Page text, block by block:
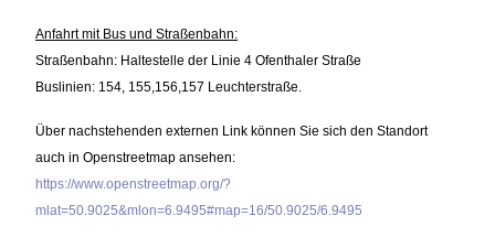
Anfahrt mit Bus und Straßenbahn:
Straßenbahn: Haltestelle der Linie 4 Ofenthaler Straße
Buslinien: 154, 155,156,157 Leuchterstraße.
Über nachstehenden externen Link können Sie sich den Standort
auch in Openstreetmap ansehen:
https://www.openstreetmap.org/?
mlat=50.9025&mlon=6.9495#map=16/50.9025/6.9495